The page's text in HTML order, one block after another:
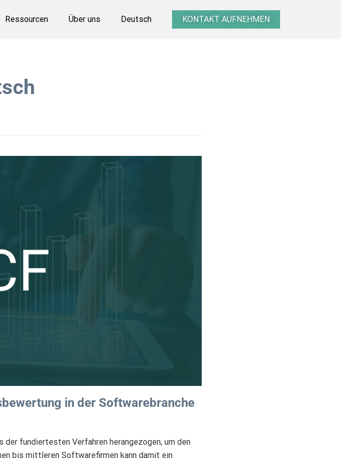
Ressourcen Über uns Deutsch KONTAKT AUFNEHMEN
in der Softwarebranche
der fundiertesten Verfahren herangezogen, um den
bis mittleren Softwarefirmen kann damit ein